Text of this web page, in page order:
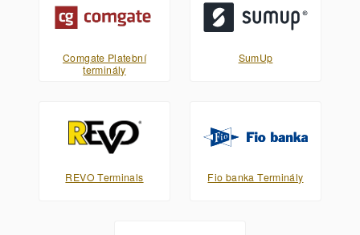
Comgate Platební
terminály
SumUp
REVO Terminals Fio banka Terminály